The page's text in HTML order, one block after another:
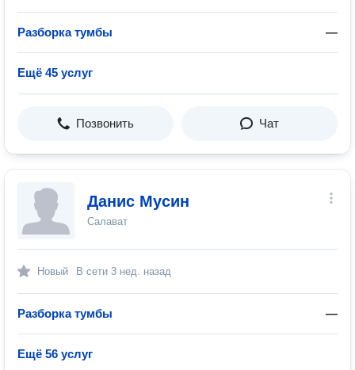
Разборка тумбы —
Ещё 45 услуг
Позвонить Чат
Данис Мусин
Салават
Новый В сети 3 нед. назад
Разборка тумбы —
Ещё 56 услуг